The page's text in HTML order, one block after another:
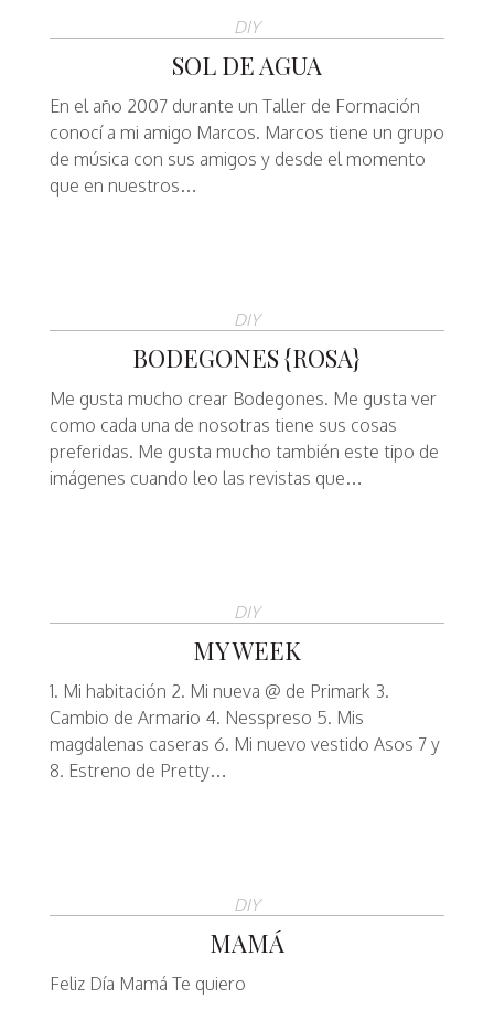
DIY
SOL DE AGUA
En el año 2007 durante un Taller de Formación
conocí a mi amigo Marcos. Marcos tiene un grupo
de música con sus amigos y desde el momento
que en nuestros…
DIY
BODEGONES {ROSA}
Me gusta mucho crear Bodegones. Me gusta ver
como cada una de nosotras tiene sus cosas
preferidas. Me gusta mucho también este tipo de
imágenes cuando leo las revistas que…
DIY
MY WEEK
1. Mi habitación 2. Mi nueva @ de Primark 3.
Cambio de Armario 4. Nesspreso 5. Mis
magdalenas caseras 6. Mi nuevo vestido Asos 7 y
8. Estreno de Pretty…
DIY
MAMÁ
Feliz Día Mamá Te quiero